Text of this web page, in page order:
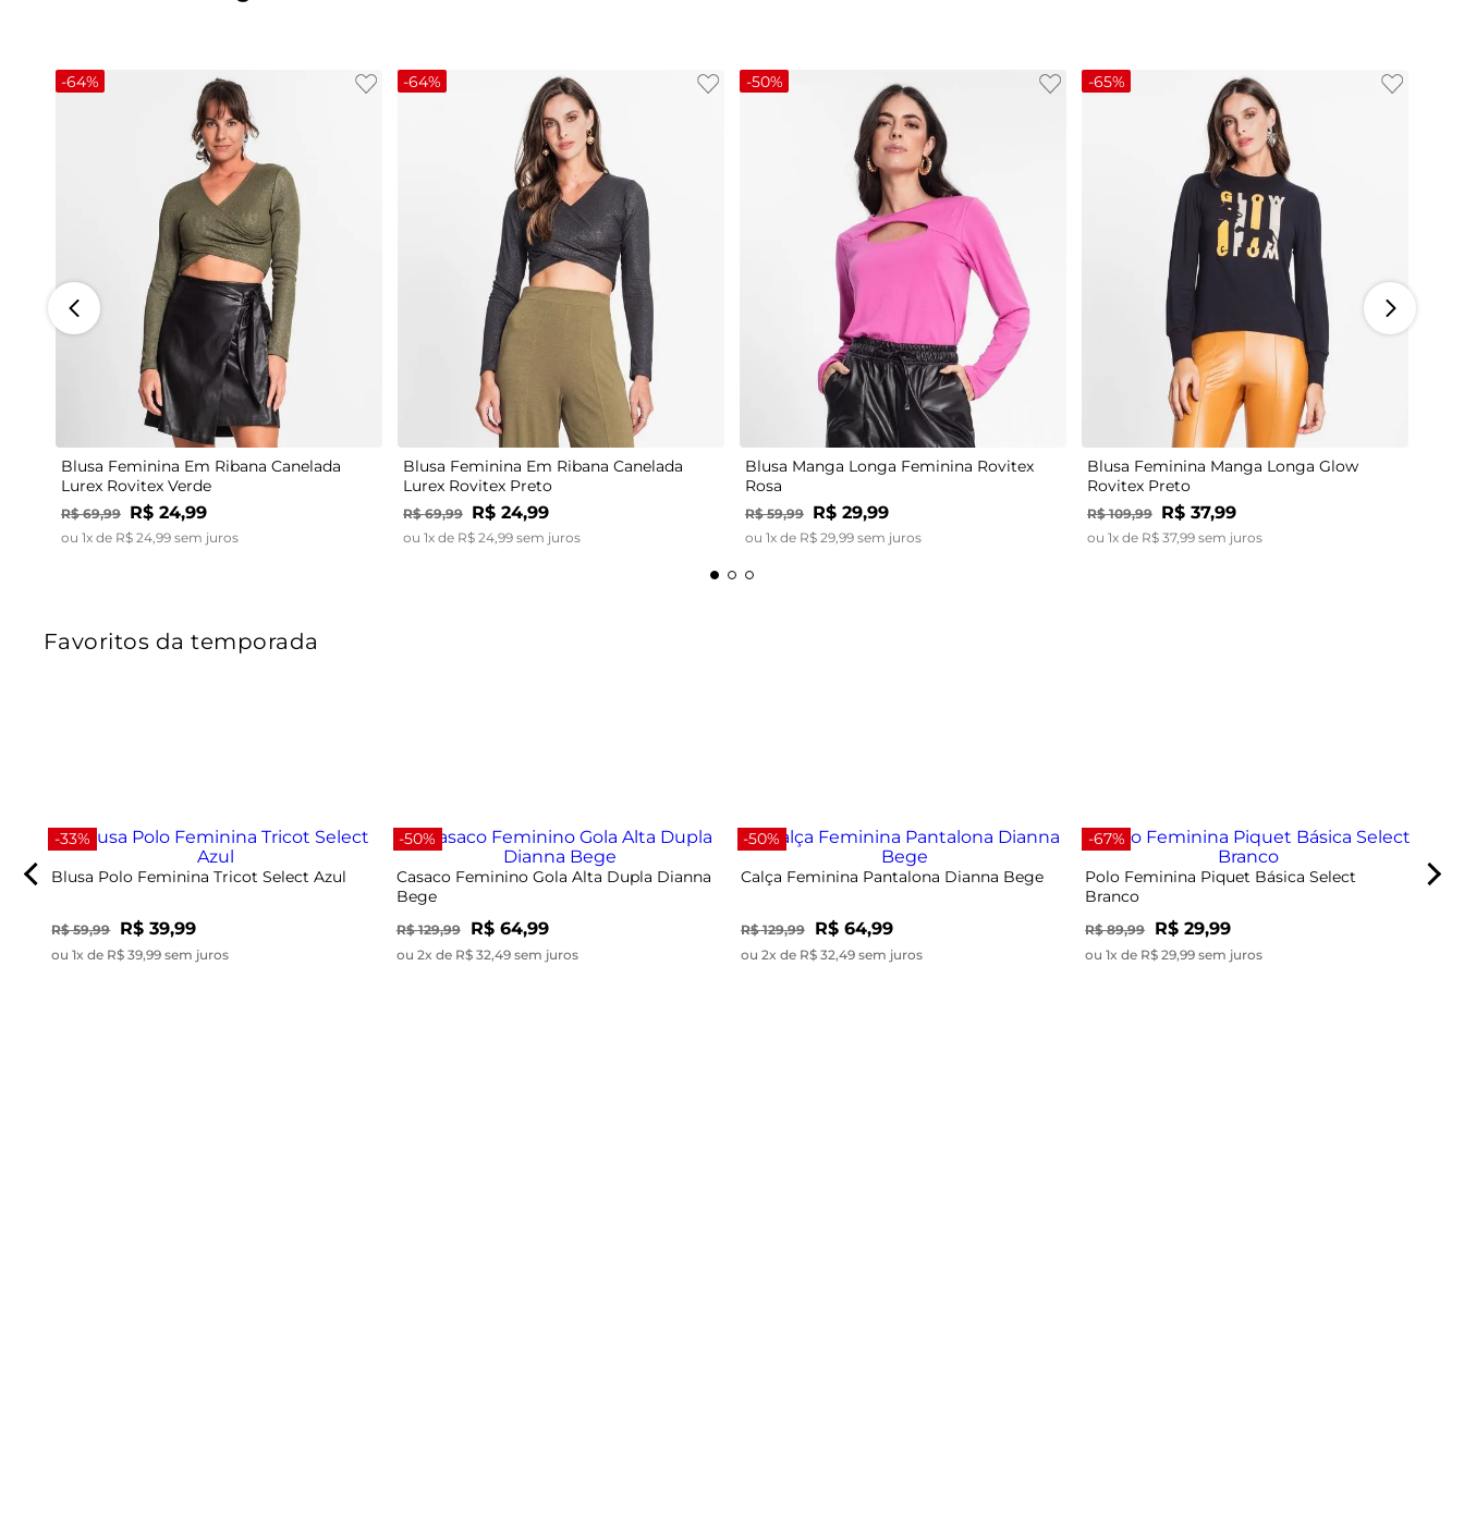
-64%
Blusa Feminina Em Ribana Canelada
Lurex Rovitex Verde
R$ 69,99 R$ 24,99
ou 1x de R$ 24 99 sem juros
-64%
Blusa Feminina Em Ribana Canelada
Lurex Rovitex Preto
R$ 69,99 R$ 24,99
ou 1x de R$ 24 99 sem juros
-50%
P M G GG
Blusa Manga Longa Feminina Rovitex
Rosa
R$ 59,99 R$ 29,99
ou 1x de R$ 29 99 sem juros
-65%
G
Blusa Feminina Manga Longa Glow
Rovitex Preto
R$ 109,99 R$ 37,99
ou 1x de R$ 37,99 sem juros
Favoritos da temporada
-33%
Blusa Polo Feminina Tricot Select Azul
R$ 59,99 R$ 39,99
ou 1x de R$ 39,99 sem juros
-50%
Casaco Feminino Gola Alta Dupla Dianna
Bege
R$ 129,99 R$ 64,99
ou 2x de R$ 32,49 sem juros
-50%
Calça Feminina Pantalona Dianna Bege
R$ 129,99 R$ 64,99
ou 2x de R$ 32,49 sem juros
-67%
Polo Feminina Piquet Básica Select
Branco
R$ 89,99 R$ 29,99
ou 1x de R$ 29,99 sem juros